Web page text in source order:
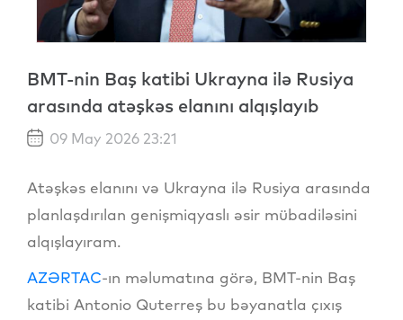
BMT-nin Baş katibi Ukrayna ilə Rusiya
arasında atəşkəs elanını alqışlayıb
09 May 2026 23:21
Atəşkəs elanını və Ukrayna ilə Rusiya arasında
planlaşdırılan genişmiqyaslı əsir mübadiləsini
alqışlayıram.
AZƏRTAC-ın məlumatına görə, BMT-nin Baş
katibi Antonio Quterreş bu bəyanatla çıxış